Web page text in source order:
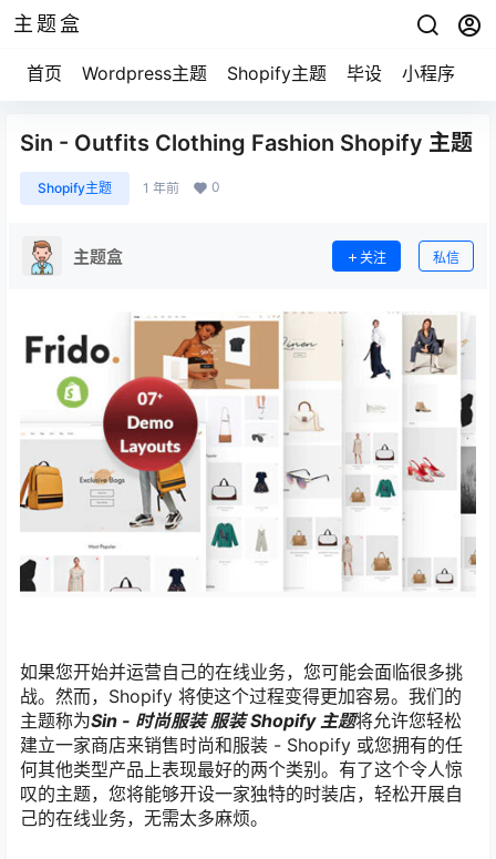
主题盒
首页 Wordpress主题 Shopify主题 毕设 小程序
Sin - Outfits Clothing Fashion Shopify 主题
Shopify主题 1 年前 0
主题盒 关注 私信
如果您开始并运营自己的在线业务，您可能会面临很多挑
战。然而，Shopify 将使这个过程变得更加容易。我们的
主题称为Sin - 时尚服装 服装 Shopify 主题将允许您轻松
建立一家商店来销售时尚和服装 - Shopify 或您拥有的任
何其他类型产品上表现最好的两个类别。有了这个令人惊
叹的主题，您将能够开设一家独特的时装店，轻松开展自
己的在线业务，无需太多麻烦。